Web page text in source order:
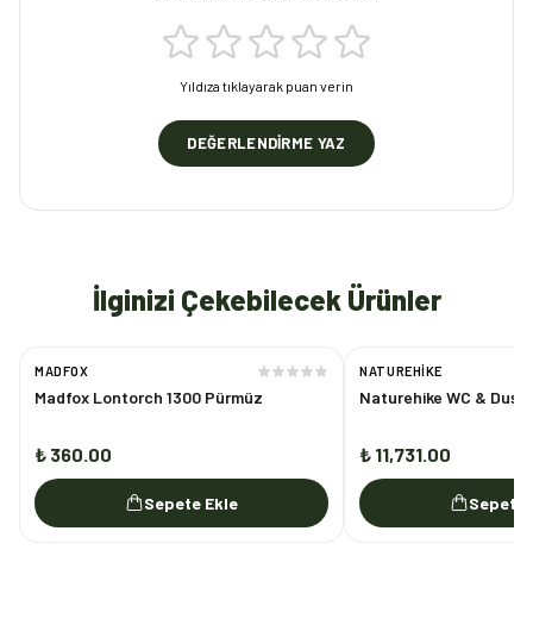
Yıldıza tıklayarak puan verin
DEĞERLENDIRME YAZ
İlginizi Çekebilecek Ürünler
MADFOX
Madfox Lontorch 1300 Pürmüz
₺ 360.00
Sepete Ekle
NATUREHIKE
Naturehike WC & Duş &
₺ 11,731.00
Sepete